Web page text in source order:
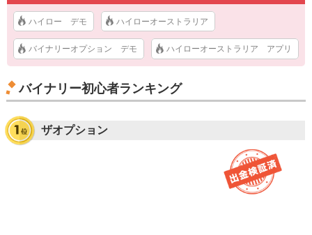
ハイロー デモ ハイローオーストラリア
バイナリーオプション デモ ハイローオーストラリア アプリ
バイナリー初心者ランキング
ザオプション